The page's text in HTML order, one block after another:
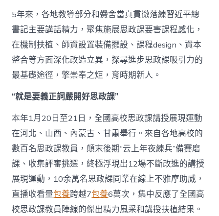
查
包
養
中
國
網〉
中
5年來，各地教導部分和黌舍當真貫徹落練習近平總
書記主要講話精力，聚焦施展思政課要害課程感化，
在機制扶植、師資設置裝備擺設、課程design、資本
整合等方面深化改造立異，探尋進步思政課吸引力的
最基礎途徑，擎崇奉之炬，育時期新人。
“就是要義正詞嚴開好思政課”
本年1月20日至21日，全國高校思政課講授展現運動
在河北、山西、內蒙古、甘肅舉行。來自各地高校的
數百名思政課教員，顛末後期“云上年夜練兵”備賽磨
課、收集評審挑選，終極浮現出12場不斷改進的講授
展現運動，10余萬名思政課同業在線上不雅摩助威，
直播收看量包養跨越7包養6萬次，集中反應了全國高
校思政課教員陣線的傑出精力風采和講授扶植結果。